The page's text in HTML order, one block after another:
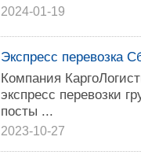
2024-01-19
Экспресс перевозка
Компания
экспресс перевозки
посты ...
2023-10-27